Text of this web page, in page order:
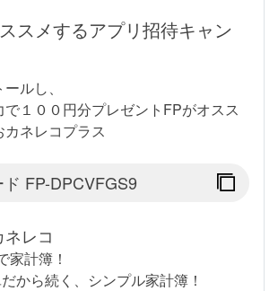
スメするアプリ招待キャン
ルし、
１００円分プレゼントFPがオスス
ネレコプラス
FP-DPCVFGS9
ネレコ
家計簿！
から続く、シンプル家計簿！